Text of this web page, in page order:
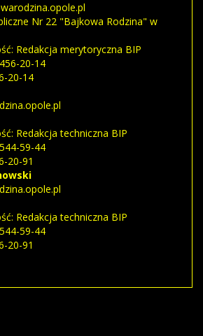
Nr 22 "Bajkowa Rodzina" w
Redakcja merytoryczna BIP
20-14
20-14
Redakcja techniczna BIP
59-44
20-91
Redakcja techniczna BIP
59-44
20-91